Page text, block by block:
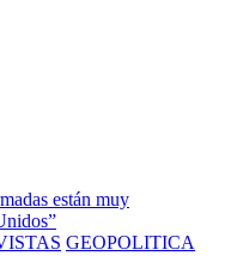
GEOPOLITICA